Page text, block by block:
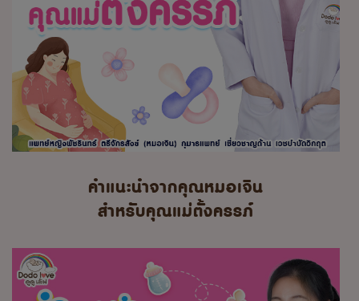
คำแนะนำจากคุณหมอเจิน
สำหรับคุณแม่ตั้งครรภ์